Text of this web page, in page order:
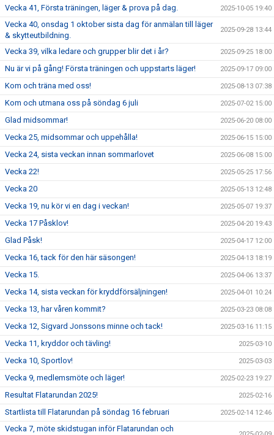
Vecka 41, Första träningen, läger & prova på dag. 2025-10-05 19:40
Vecka 40, onsdag 1 oktober sista dag för anmälan till läger
& skytteutbildning.
2025-09-28 13:44
Vecka 39, vilka ledare och grupper blir det i år? 2025-09-25 18:00
Nu är vi på gång! Första träningen och uppstarts läger! 2025-09-17 09:00
Kom och träna med oss! 2025-08-13 07:38
Kom och utmana oss på söndag 6 juli 2025-07-02 15:00
Glad midsommar! 2025-06-20 08:00
Vecka 25, midsommar och uppehålla! 2025-06-15 15:00
Vecka 24, sista veckan innan sommarlovet 2025-06-08 15:00
Vecka 22! 2025-05-25 17:56
Vecka 20 2025-05-13 12:48
Vecka 19, nu kör vi en dag i veckan! 2025-05-07 19:37
Vecka 17 Påsklov! 2025-04-20 19:43
Glad Påsk! 2025-04-17 12:00
Vecka 16, tack för den här säsongen! 2025-04-13 18:19
Vecka 15. 2025-04-06 13:37
Vecka 14, sista veckan för kryddförsäljningen! 2025-04-01 10:24
Vecka 13, har våren kommit? 2025-03-23 08:08
Vecka 12, Sigvard Jonssons minne och tack! 2025-03-16 11:15
Vecka 11, kryddor och tävling! 2025-03-10
Vecka 10, Sportlov! 2025-03-03
Vecka 9, medlemsmöte och läger! 2025-02-23 19:27
Resultat Flatarundan 2025! 2025-02-16
Startlista till Flatarundan på söndag 16 februari 2025-02-14 12:46
Vecka 7, möte skidstugan inför Flatarundan och